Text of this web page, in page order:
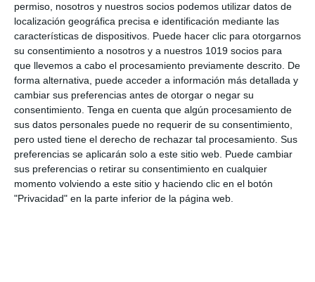
permiso, nosotros y nuestros socios podemos utilizar datos de
localización geográfica precisa e identificación mediante las
características de dispositivos. Puede hacer clic para otorgarnos
su consentimiento a nosotros y a nuestros 1019 socios para
que llevemos a cabo el procesamiento previamente descrito. De
forma alternativa, puede acceder a información más detallada y
cambiar sus preferencias antes de otorgar o negar su
consentimiento. Tenga en cuenta que algún procesamiento de
sus datos personales puede no requerir de su consentimiento,
pero usted tiene el derecho de rechazar tal procesamiento. Sus
preferencias se aplicarán solo a este sitio web. Puede cambiar
sus preferencias o retirar su consentimiento en cualquier
momento volviendo a este sitio y haciendo clic en el botón
"Privacidad" en la parte inferior de la página web.
solucionario completocon criterios de
corrección para docentes.
Cómo utilizar este
material
Este recurso puede utilizarse como examen de
unidad, actividad de evaluación, práctica de
repaso o preparación para pruebas deLengua
Castellana y Literatura en 3.º de ESO.
Gracias a la variedad de actividades propuestas,